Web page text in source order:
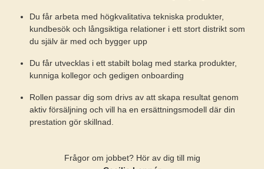
Du får arbeta med högkvalitativa tekniska produkter,
kundbesök och långsiktiga relationer i ett stort distrikt som
du själv är med och bygger upp
Du får utvecklas i ett stabilt bolag med starka produkter,
kunniga kollegor och gedigen onboarding
Rollen passar dig som drivs av att skapa resultat genom
aktiv försäljning och vill ha en ersättningsmodell där din
prestation gör skillnad.
Frågor om jobbet? Hör av dig till mig